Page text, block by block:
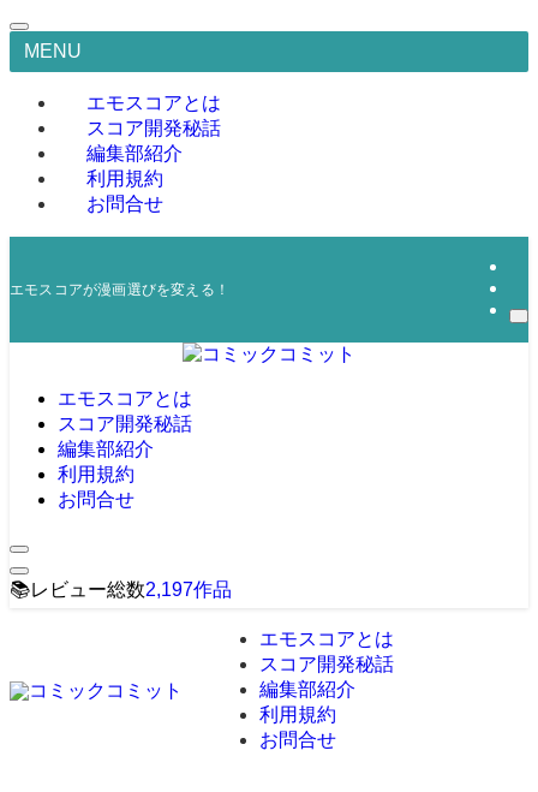
MENU
エモスコアとは
スコア開発秘話
編集部紹介
利用規約
お問合せ
エモスコアが漫画選びを変える！
エモスコアとは
スコア開発秘話
編集部紹介
利用規約
お問合せ
📚レビュー総数2,197作品
エモスコアとは
スコア開発秘話
編集部紹介
利用規約
お問合せ